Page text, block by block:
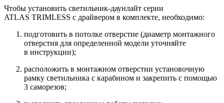
Чтобы установить светильник-даунлайт серии
ATLAS TRIMLESS с драйвером в комплекте, необходимо:
подготовить в потолке отверстие (диаметр монтажного
отверстия для определенной модели уточняйте
в инструкции);
расположить в монтажном отверстии установочную
рамку светильника с карабином и закрепить с помощью
3 саморезов;